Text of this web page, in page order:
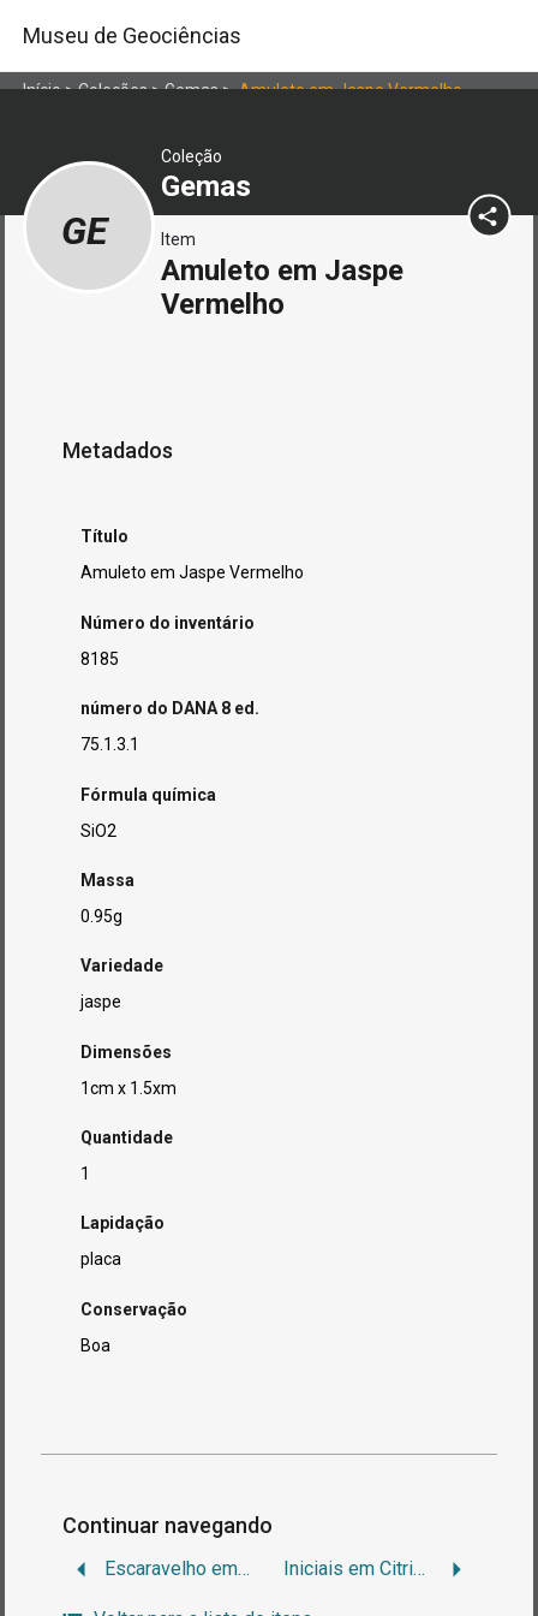
Museu de Geociências
Início>Coleções>Gemas>Amuleto em Jaspe Vermelho
Coleção
Gemas
GE Item
Amuleto em Jaspe
Vermelho
Metadados
Título
Amuleto em Jaspe Vermelho
Número do inventário
8185
número do DANA 8 ed.
75.1.3.1
Fórmula química
SiO2
Massa
0.95g
Variedade
jaspe
Dimensões
1cm x 1.5xm
Quantidade
1
Lapidação
placa
Conservação
Boa
Continuar navegando
Escaravelho em Jaspe Vermelho Iniciais em Citrino